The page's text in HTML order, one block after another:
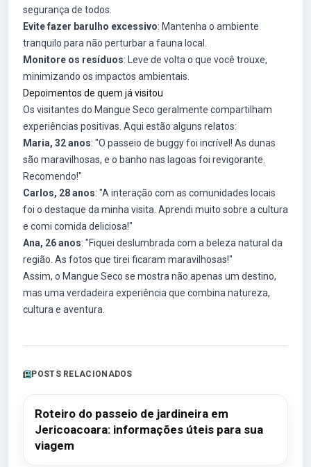
segurança de todos.
Evite fazer barulho excessivo: Mantenha o ambiente
tranquilo para não perturbar a fauna local.
Monitore os resíduos: Leve de volta o que você trouxe,
minimizando os impactos ambientais.
Depoimentos de quem já visitou
Os visitantes do Mangue Seco geralmente compartilham
experiências positivas. Aqui estão alguns relatos:
Maria, 32 anos: "O passeio de buggy foi incrível! As dunas
são maravilhosas, e o banho nas lagoas foi revigorante.
Recomendo!"
Carlos, 28 anos: "A interação com as comunidades locais
foi o destaque da minha visita. Aprendi muito sobre a cultura
e comi comida deliciosa!"
Ana, 26 anos: "Fiquei deslumbrada com a beleza natural da
região. As fotos que tirei ficaram maravilhosas!"
Assim, o Mangue Seco se mostra não apenas um destino,
mas uma verdadeira experiência que combina natureza,
cultura e aventura.
POSTS RELACIONADOS
Roteiro do passeio de jardineira em
Jericoacoara: informações úteis para sua
viagem